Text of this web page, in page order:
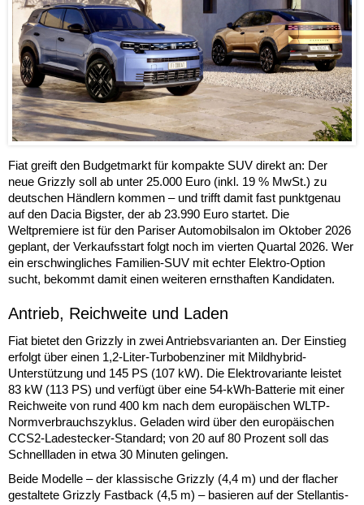
Fiat greift den Budgetmarkt für kompakte SUV direkt an: Der
neue Grizzly soll ab unter 25.000 Euro (inkl. 19 % MwSt.) zu
deutschen Händlern kommen – und trifft damit fast punktgenau
auf den Dacia Bigster, der ab 23.990 Euro startet. Die
Weltpremiere ist für den Pariser Automobilsalon im Oktober 2026
geplant, der Verkaufsstart folgt noch im vierten Quartal 2026. Wer
ein erschwingliches Familien-SUV mit echter Elektro-Option
sucht, bekommt damit einen weiteren ernsthaften Kandidaten.
Antrieb, Reichweite und Laden
Fiat bietet den Grizzly in zwei Antriebsvarianten an. Der Einstieg
erfolgt über einen 1,2-Liter-Turbobenziner mit Mildhybrid-
Unterstützung und 145 PS (107 kW). Die Elektrovariante leistet
83 kW (113 PS) und verfügt über eine 54-kWh-Batterie mit einer
Reichweite von rund 400 km nach dem europäischen WLTP-
Normverbrauchszyklus. Geladen wird über den europäischen
CCS2-Ladestecker-Standard; von 20 auf 80 Prozent soll das
Schnellladen in etwa 30 Minuten gelingen.
Beide Modelle – der klassische Grizzly (4,4 m) und der flacher
gestaltete Grizzly Fastback (4,5 m) – basieren auf der Stellantis-